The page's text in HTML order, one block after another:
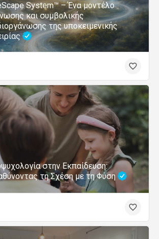
System™ – Ένα μοντέλο
και συμβολικής
της υποκειμενικής
στην Εκπαίδευση:
τη Σχέση με τη Φύση